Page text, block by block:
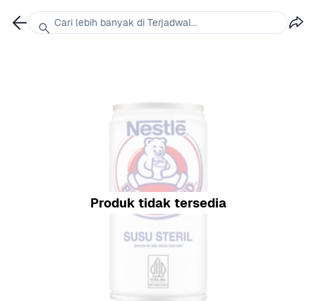
Produk tidak tersedia
Cari lebih banyak di Terjadwal...